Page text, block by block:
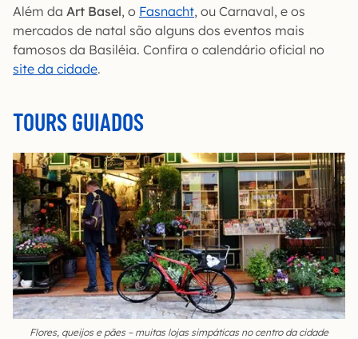
Além da Art Basel, o Fasnacht, ou Carnaval, e os
mercados de natal são alguns dos eventos mais
famosos da Basiléia. Confira o calendário oficial no
site da cidade.
TOURS GUIADOS
Flores, queijos e pães – muitas lojas simpáticas no centro da cidade